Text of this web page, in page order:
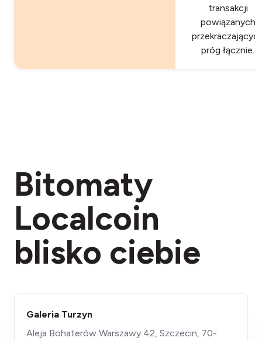
transakcji
powiązanych
próg łącznie.
Bitomaty
Localcoin
blisko ciebie
Galeria Turzyn
Aleja Bohaterów Warszawy 42, Szczecin, 70-